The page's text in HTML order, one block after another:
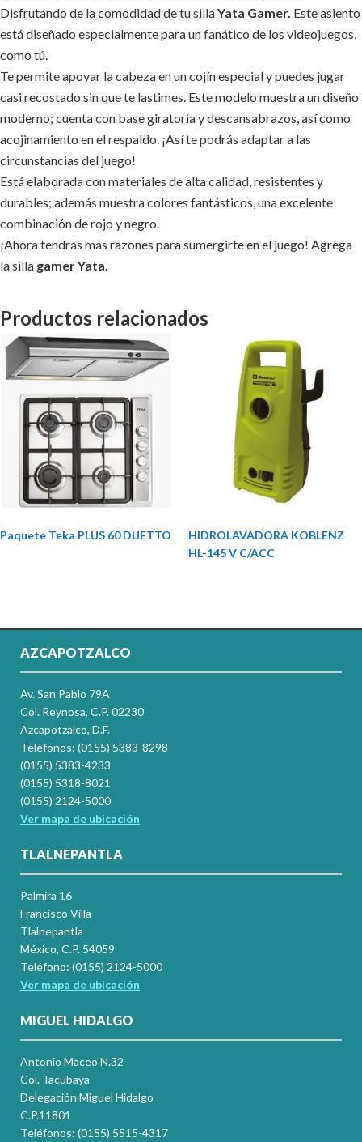
Disfrutando de la comodidad de tu sillaYata Gamer. Este asiento
está diseñado especialmente para un fanático de los videojuegos,
como tú.
Te permite apoyar la cabeza en un cojín especial y puedes jugar
casi recostado sin que te lastimes. Este modelo muestra un diseño
moderno; cuenta con base giratoria y descansabrazos, así como
acojinamiento en el respaldo. ¡Así te podrás adaptar a las
circunstancias del juego!
Está elaborada con materiales de alta calidad, resistentes y
durables; además muestra colores fantásticos, una excelente
combinación de rojo y negro.
¡Ahora tendrás más razones para sumergirte en el juego! Agrega
la silla gamer Yata.
Productos relacionados
Paquete Teka PLUS 60 DUETTO
HIDROLAVADORA KOBLENZ
HL-145 V C/ACC
AZCAPOTZALCO
Av. San Pablo 79A
Col. Reynosa, C.P. 02230
Azcapotzalco, D.F.
Teléfonos: (0155) 5383-8298
(0155) 5383-4233
(0155) 5318-8021
(0155) 2124-5000
Ver mapa de ubicación
TLALNEPANTLA
Palmira 16
Francisco Villa
Tlalnepantla
México, C.P. 54059
Teléfono: (0155) 2124-5000
Ver mapa de ubicación
MIGUEL HIDALGO
Antonio Maceo N.32
Col. Tacubaya
Delegación Miguel Hidalgo
C.P.11801
Teléfonos: (0155) 5515-4317